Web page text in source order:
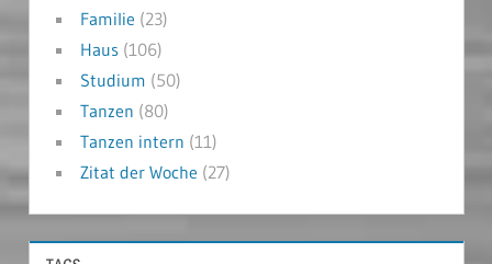
Familie (23)
Haus(106)
Studium (50)
Tanzen (80)
Tanzen intern (11)
Zitat der Woche (27)